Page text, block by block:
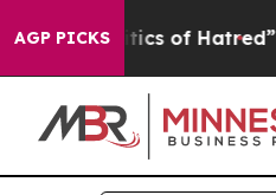
AGP PICKS
Hatred” The Story Behind